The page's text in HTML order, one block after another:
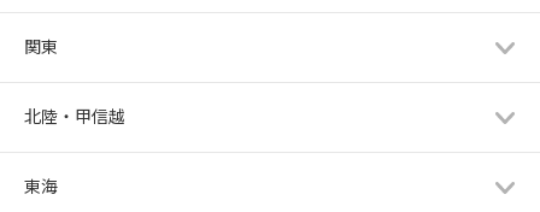
関東
北陸・甲信越
東海